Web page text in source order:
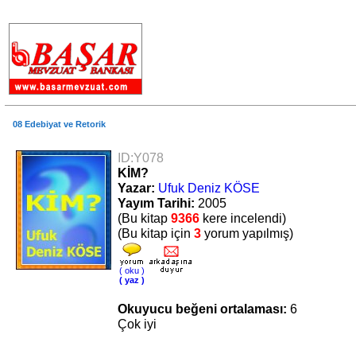
08 Edebiyat ve Retorik
ID:Y078
KİM?
Yazar: Ufuk Deniz KÖSE
Yayım Tarihi: 2005
(Bu kitap 9366 kere incelendi)
(Bu kitap için 3 yorum yapılmış)
( oku )
( yaz )
Okuyucu beğeni ortalaması: 6
Çok iyi